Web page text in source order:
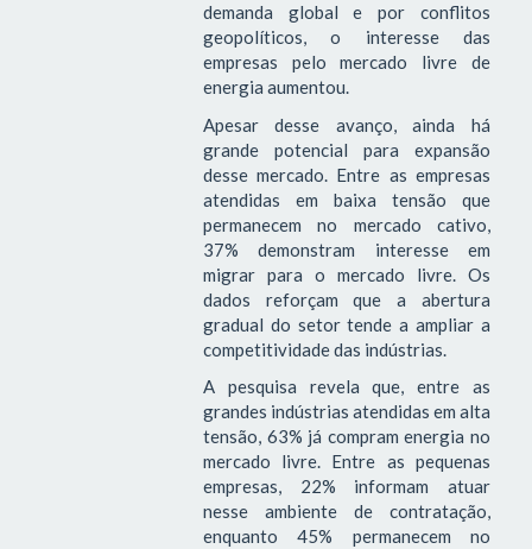
demanda global e por conflitos
geopolíticos, o interesse das
empresas pelo mercado livre de
energia aumentou.
Apesar desse avanço, ainda há
grande potencial para expansão
desse mercado. Entre as empresas
atendidas em baixa tensão que
permanecem no mercado cativo,
37% demonstram interesse em
migrar para o mercado livre. Os
dados reforçam que a abertura
gradual do setor tende a ampliar a
competitividade das indústrias.
A pesquisa revela que, entre as
grandes indústrias atendidas em alta
tensão, 63% já compram energia no
mercado livre. Entre as pequenas
empresas, 22% informam atuar
nesse ambiente de contratação,
enquanto 45% permanecem no